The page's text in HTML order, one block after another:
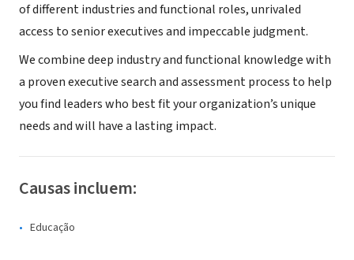
of different industries and functional roles, unrivaled
access to senior executives and impeccable judgment.
We combine deep industry and functional knowledge with
a proven executive search and assessment process to help
you find leaders who best fit your organization’s unique
needs and will have a lasting impact.
Causas incluem:
Educação